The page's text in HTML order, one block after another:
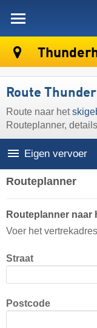
Route
Route naar het
Routeplanner,
Eigen vervoer
Routeplanner
Routeplanner
Voer het
Straat
Postcode